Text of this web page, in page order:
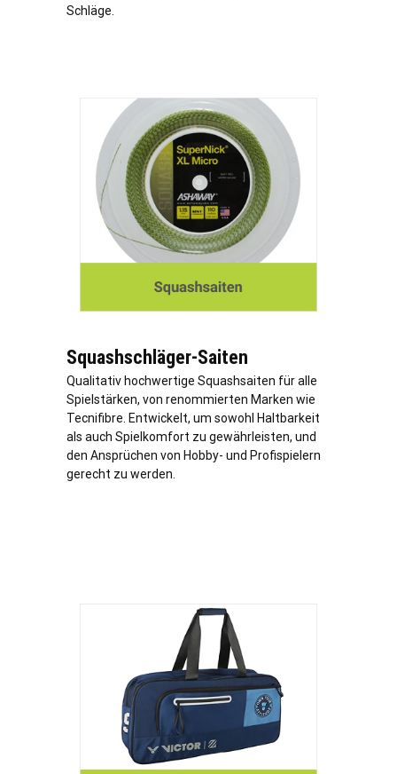
Schläge.
Squashschläger-Saiten
Qualitativ hochwertige Squashsaiten für alle
Spielstärken, von renommierten Marken wie
Tecnifibre. Entwickelt, um sowohl Haltbarkeit
als auch Spielkomfort zu gewährleisten, und
den Ansprüchen von Hobby- und Profispielern
gerecht zu werden.